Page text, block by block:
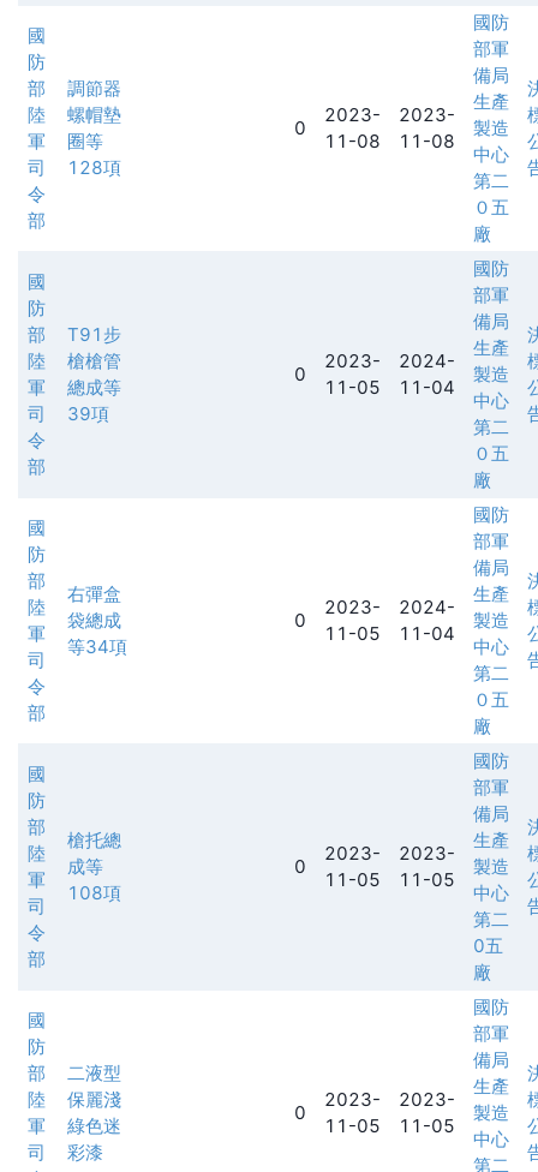
國
防
部
陸
軍
司
令
部
調節器
螺帽墊
圈等
128項
0
2023-
11-08
2023-
11-08
國防
部軍
備局
生產
製造
中心
第二
０五
廠
國
防
部
陸
軍
司
令
部
T91步
槍槍管
總成等
39項
0
2023-
11-05
2024-
11-04
國防
部軍
備局
生產
製造
中心
第二
０五
廠
國
防
部
陸
軍
司
令
部
右彈盒
袋總成
等34項
0
2023-
11-05
2024-
11-04
國防
部軍
備局
生產
製造
中心
第二
０五
廠
國
防
部
陸
軍
司
令
部
槍托總
成等
108項
0
2023-
11-05
2023-
11-05
國防
部軍
備局
生產
製造
中心
第二
0五
廠
國
防
部
陸
軍
司
二液型
保麗淺
綠色迷
彩漆
0
2023-
11-05
2023-
11-05
國防
部軍
備局
生產
製造
中心
第二